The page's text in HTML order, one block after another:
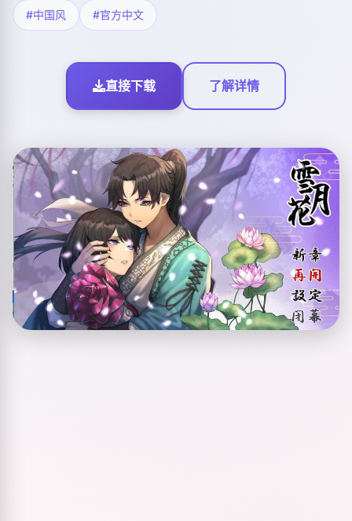
#中国风 #官方中文
直接下载 了解详情